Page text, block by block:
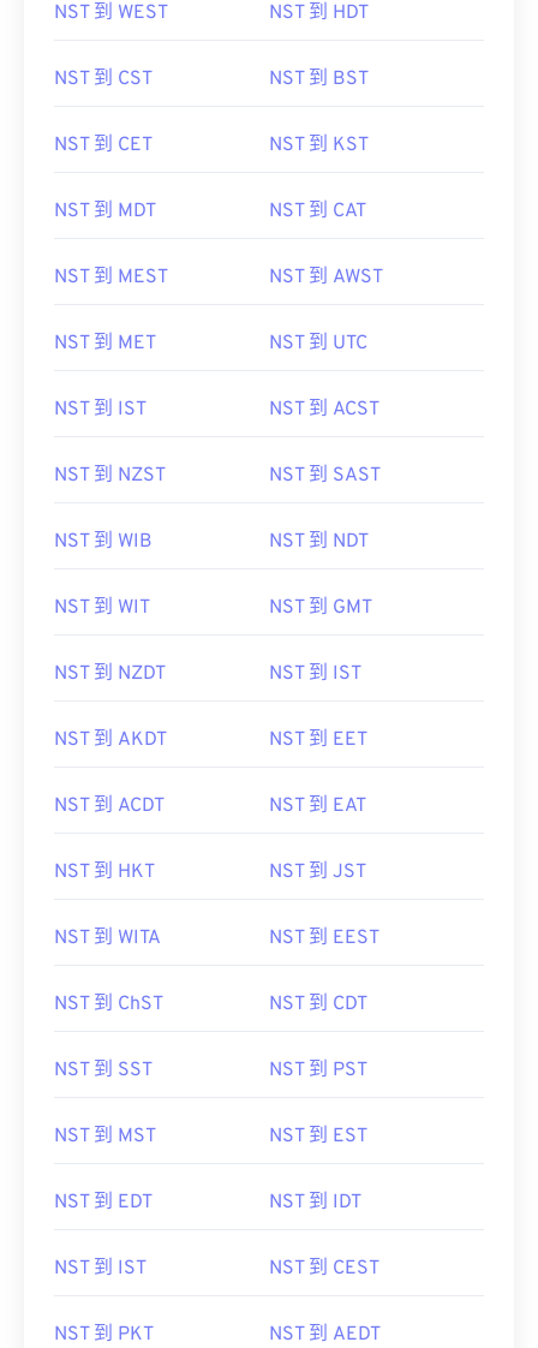
NST 到 WEST NST 到 HDT
NST 到 CST NST 到 BST
NST 到 CET NST 到 KST
NST 到 MDT NST 到 CAT
NST 到 MEST NST 到 AWST
NST 到 MET NST 到 UTC
NST 到 IST NST 到 ACST
NST 到 NZST NST 到 SAST
NST 到 WIB NST 到 NDT
NST 到 WIT NST 到 GMT
NST 到 NZDT NST 到 IST
NST 到 AKDT NST 到 EET
NST 到 ACDT NST 到 EAT
NST 到 HKT NST 到 JST
NST 到 WITA NST 到 EEST
NST 到 ChST NST 到 CDT
NST 到 SST NST 到 PST
NST 到 MST NST 到 EST
NST 到 EDT NST 到 IDT
NST 到 IST NST 到 CEST
NST 到 PKT NST 到 AEDT